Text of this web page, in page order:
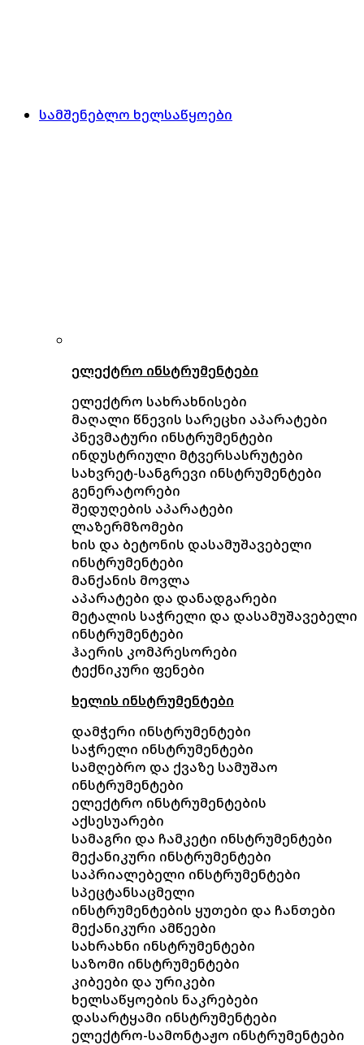
სამშენებლო ხელსაწყოები
ელექტრო ინსტრუმენტები
ელექტრო სახრახნისები
მაღალი წნევის სარეცხი აპარატები
პნევმატური ინსტრუმენტები
ინდუსტრიული მტვერსასრუტები
სახვრეტ-სანგრევი ინსტრუმენტები
გენერატორები
შედუღების აპარატები
ლაზერმზომები
ხის და ბეტონის დასამუშავებელი
ინსტრუმენტები
მანქანის მოვლა
აპარატები და დანადგარები
მეტალის საჭრელი და დასამუშავებელი
ინსტრუმენტები
ჰაერის კომპრესორები
ტექნიკური ფენები
ხელის ინსტრუმენტები
დამჭერი ინსტრუმენტები
საჭრელი ინსტრუმენტები
სამღებრო და ქვაზე სამუშაო
ინსტრუმენტები
ელექტრო ინსტრუმენტების
აქსესუარები
სამაგრი და ჩამკეტი ინსტრუმენტები
მექანიკური ინსტრუმენტები
საპრიალებელი ინსტრუმენტები
სპეცტანსაცმელი
ინსტრუმენტების ყუთები და ჩანთები
მექანიკური ამწეები
სახრახნი ინსტრუმენტები
საზომი ინსტრუმენტები
კიბეები და ურიკები
ხელსაწყოების ნაკრებები
დასარტყამი ინსტრუმენტები
ელექტრო-სამონტაჟო ინსტრუმენტები